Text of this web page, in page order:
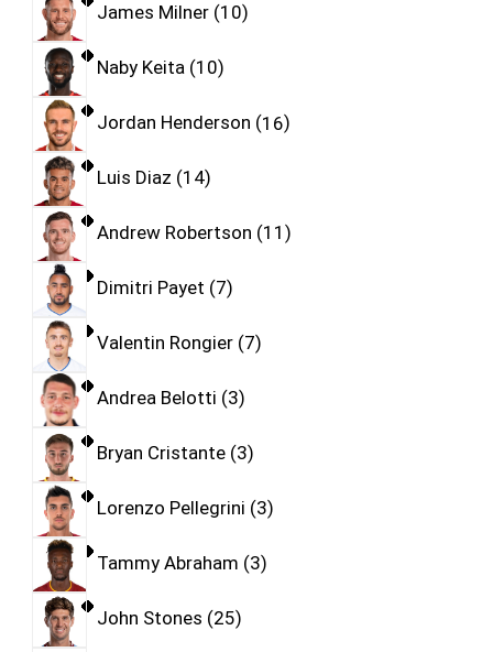
James Milner 10
Naby Keita 10
Jordan Henderson 16
Luis Diaz 14
Andrew Robertson 11
Dimitri Payet 7
Valentin Rongier 7
Andrea Belotti 3
Bryan Cristante 3
Lorenzo Pellegrini 3
Tammy Abraham 3
John Stones 25